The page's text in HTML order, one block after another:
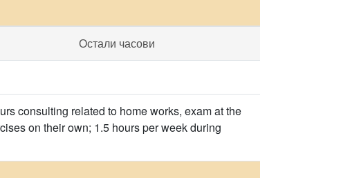
Остали часови
consulting related to home works, exam at the
on their own; 1.5 hours per week during